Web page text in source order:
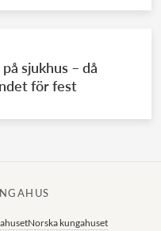
sjukhus – då
för fest
Norska kungahuset